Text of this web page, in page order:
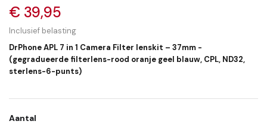
€ 39,95
Inclusief belasting
DrPhone APL 7 in 1 Camera Filter lenskit – 37mm -
(gegradueerde filterlens-rood oranje geel blauw, CPL, ND32,
sterlens-6-punts)
Aantal